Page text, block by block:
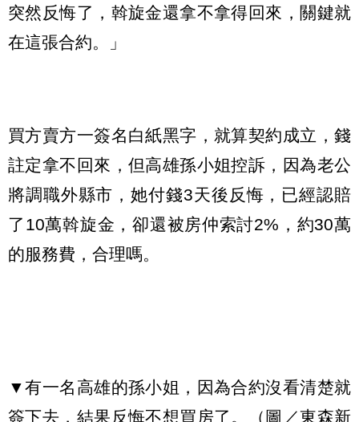
突然反悔了，斡旋金還拿不拿得回來，關鍵就
在這張合約。」
買方賣方一簽名白紙黑字，就算契約成立，錢
註定拿不回來，但高雄孫小姐控訴，因為老公
將調職外縣市，她付錢3天後反悔，已經認賠
了10萬斡旋金，卻還被房仲索討2%，約30萬
的服務費，合理嗎。
▼有一名高雄的孫小姐，因為合約沒看清楚就
簽下去，結果反悔不想買房了。（圖／東森新